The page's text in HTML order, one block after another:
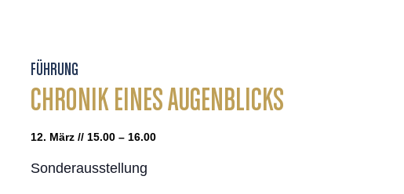
FÜHRUNG
CHRONIK EINES AUGENBLICKS
12. März // 15.00 – 16.00
Sonderausstellung